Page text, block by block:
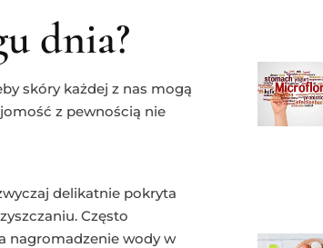
dnia?
skóry każdej z nas mogą
z pewnością nie
delikatnie pokryta
Często
nagromadzenie wody w